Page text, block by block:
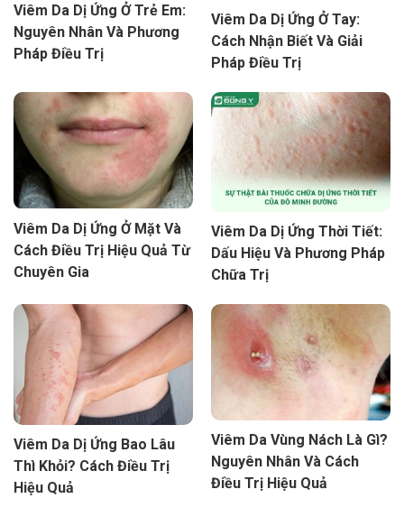
Viêm Da Dị Ứng Ở Trẻ Em:
Nguyên Nhân Và Phương
Pháp Điều Trị
Viêm Da Dị Ứng Ở Tay:
Cách Nhận Biết Và Giải
Pháp Điều Trị
Viêm Da Dị Ứng Ở Mặt Và
Cách Điều Trị Hiệu Quả Từ
Chuyên Gia
Viêm Da Dị Ứng Thời Tiết:
Dấu Hiệu Và Phương Pháp
Chữa Trị
Viêm Da Dị Ứng Bao Lâu
Thì Khỏi? Cách Điều Trị
Hiệu Quả
Viêm Da Vùng Nách Là Gì?
Nguyên Nhân Và Cách
Điều Trị Hiệu Quả